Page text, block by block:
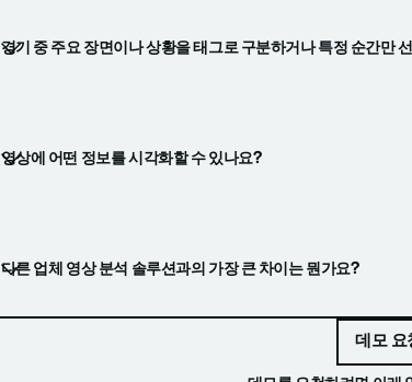
경기 중 주요 장면이나 상황을 태그로 구분하거나 특정 순간만
영상에 어떤 정보를 시각화할 수 있나요?
다른 업체 영상 분석 솔루션과의 가장 큰 차이는 뭔가요?
데모 요